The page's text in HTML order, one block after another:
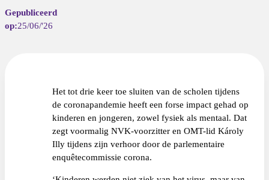
25/06/'26
Het tot drie keer toe sluiten van de scholen tijdens
de coronapandemie heeft een forse impact gehad op
kinderen en jongeren, zowel fysiek als mentaal. Dat
zegt voormalig NVK-voorzitter en OMT-lid Károly
Illy tijdens zijn verhoor door de parlementaire
enquêtecommissie corona.